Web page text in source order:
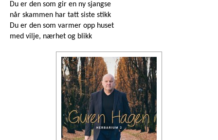
Du er den som gir en ny sjangse
når skammen har tatt siste stikk
Du er den som varmer opp huset
med vilje, nærhet og blikk